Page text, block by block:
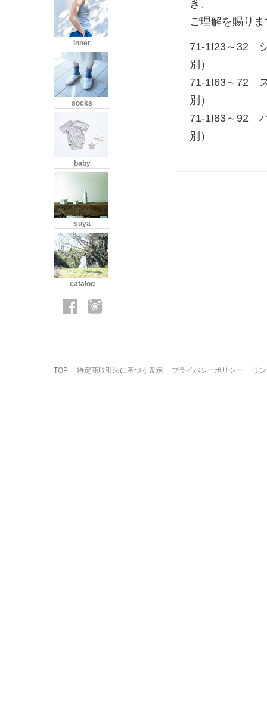
き、
ご理解を賜り
71-1I23～
別）
71-1I63～
別）
71-1I83～92
別）
inner
socks
baby
suya
catalog
TOP 特定商取引法に基づく表示 プライバシーポリシー リ